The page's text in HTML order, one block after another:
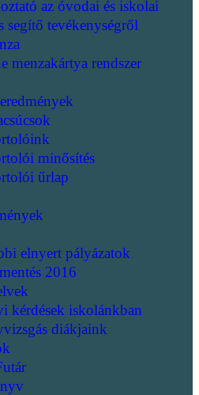
az óvodai és iskolai
segítő tevékenységről
menzakártya rendszer
minősítés
űrlap
elnyert pályázatok
2016
kérdések iskolánkban
diákjaink